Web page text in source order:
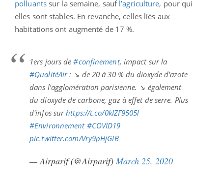
polluantssur la semaine, sauf l’agriculture, pour qui
elles sont stables. En revanche, celles liés aux
habitations ont augmenté de 17 %.
1ers jours de#confinement, impact sur la
#QualitéAir: ↘ de 20 à 30 % du dioxyde d’azote
dans l’agglomération parisienne. ↘ également
du dioxyde de carbone, gaz à effet de serre. Plus
d'infos surhttps://t.co/0kIZF9505l
#Environnement #COVID19
pic.twitter.com/Vry9pHjGIB
— Airparif (@Airparif) March 25, 2020